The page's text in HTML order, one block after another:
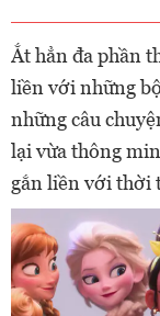
Ắt hẳn đa phần
liền với những
những câu
lại vừa thông
gắn liền với thời